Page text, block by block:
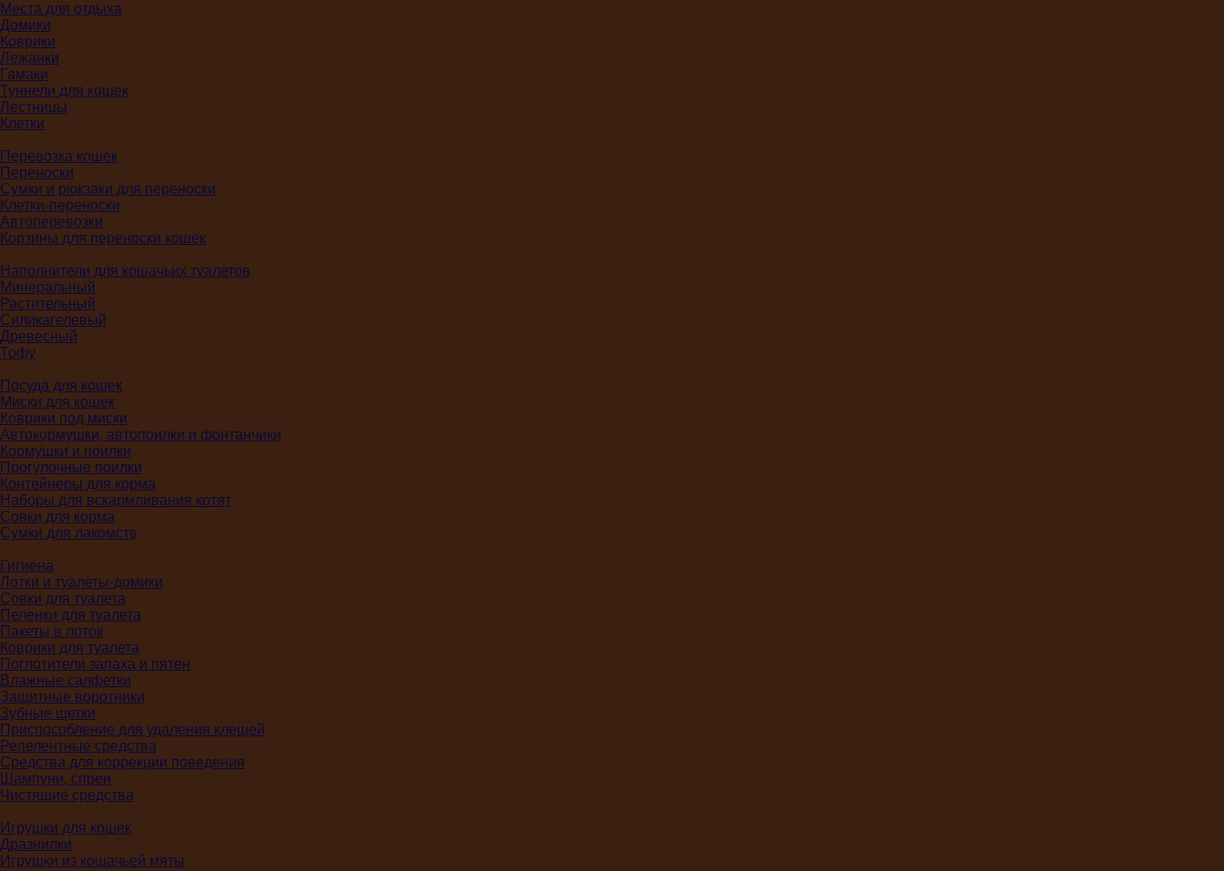
Места для отдыха
Домики
Коврики
Лежанки
Гамаки
Туннели для кошек
Лестницы
Клетки
Перевозка кошек
Переноски
Сумки и рюкзаки для переноски
Клетки-переноски
Автоперевозки
Корзины для переноски кошек
Наполнители для кошачьих туалетов
Минеральный
Растительный
Силикагелевый
Древесный
Тофу
Посуда для кошек
Миски для кошек
Коврики под миски
Автокормушки, автопоилки и фонтанчики
Кормушки и поилки
Прогулочные поилки
Контейнеры для корма
Наборы для вскармливания котят
Совки для корма
Сумки для лакомств
Гигиена
Лотки и туалеты-домики
Совки для туалета
Пеленки для туалета
Пакеты в лоток
Коврики для туалета
Поглотители запаха и пятен
Влажные салфетки
Защитные воротники
Зубные щетки
Приспособление для удаления клещей
Репелентные средства
Средства для коррекции поведения
Шампуни, спреи
Чистящие средства
Игрушки для кошек
Дразнилки
Игрушки из кошачьей мяты